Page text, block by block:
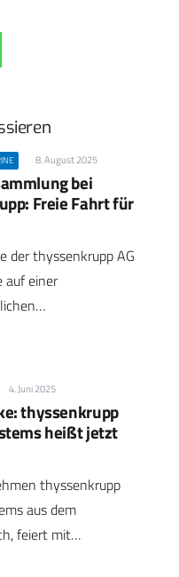
8. August 2025
bei
Freie Fahrt für
der thyssenkrupp AG
auf einer
4. Juni 2025
thyssenkrupp
heißt jetzt
thyssenkrupp
aus dem
feiert mit…